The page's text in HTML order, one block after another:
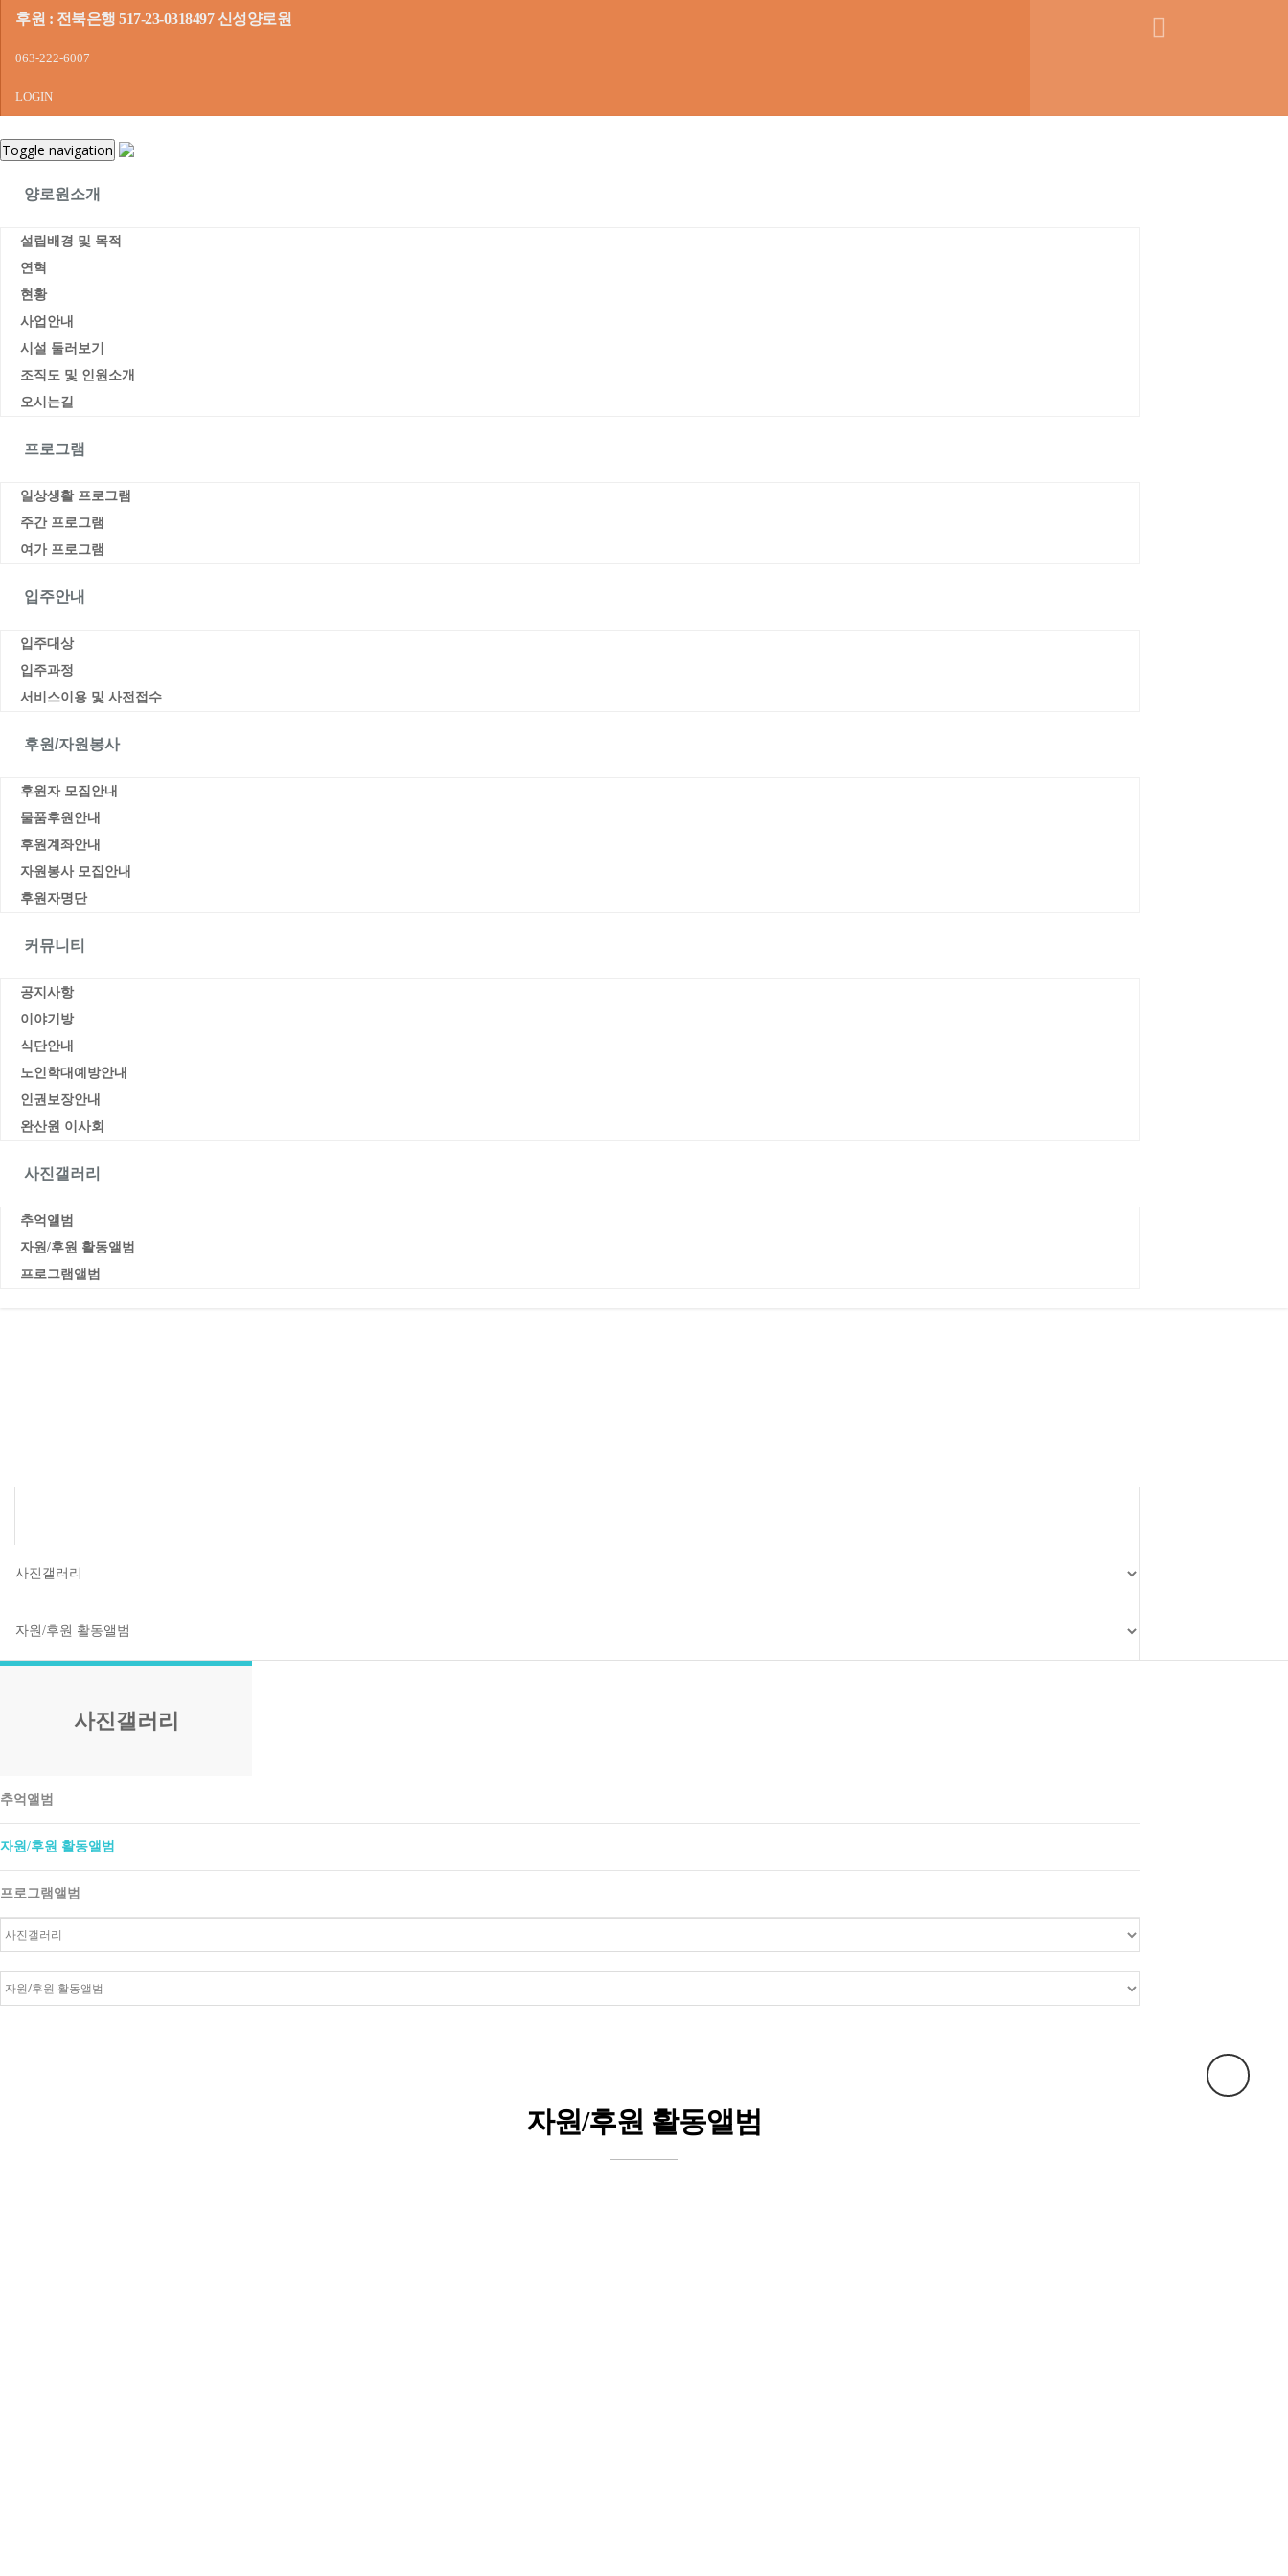
후원 : 전북은행 517-23-0318497 신성양로원
063-222-6007
LOGIN
Toggle navigation
양로원소개
설립배경 및 목적
연혁
현황
사업안내
시설 둘러보기
조직도 및 인원소개
오시는길
프로그램
일상생활 프로그램
주간 프로그램
여가 프로그램
입주안내
입주대상
입주과정
서비스이용 및 사전접수
후원/자원봉사
후원자 모집안내
물품후원안내
후원계좌안내
자원봉사 모집안내
후원자명단
커뮤니티
공지사항
이야기방
식단안내
노인학대예방안내
인권보장안내
완산원 이사회
사진갤러리
추억앨범
자원/후원 활동앨범
프로그램앨범
사진갤러리
추억앨범
자원/후원 활동앨범
프로그램앨범
자원/후원 활동앨범